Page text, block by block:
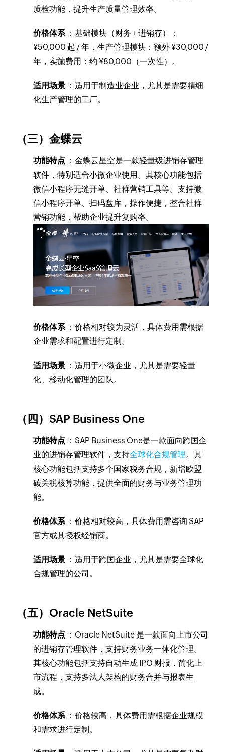
质检功能，提升生产质量管理效率。
价格体系：基础模块（财务 + 进销存）：
¥50,000 起 / 年，生产管理模块：额外 ¥30,000 /
年，实施费用：约 ¥80,000（一次性）。
适用场景 ：适用于制造业企业，尤其是需要精细
化生产管理的工厂。
（三）金蝶云
功能特点 ：金蝶云星空是一款轻量级进销存管理
软件，特别适合小微企业使用。其核心功能包括
微信小程序无缝开单、社群营销工具等。支持微
信小程序开单、扫码盘库，操作便捷，整合社群
营销功能，帮助企业提升复购率。
价格体系：价格相对较为灵活，具体费用需根据
企业需求和配置进行定制。
适用场景 ：适用于小微企业，尤其是需要轻量
化、移动化管理的团队。
（四）SAP Business One
功能特点 ：SAP Business One是一款面向跨国企
业的进销存管理软件，支持全球化合规管理。其
核心功能包括支持多个国家税务合规，新增欧盟
碳关税核算功能，提供全面的财务与业务管理功
能。
价格体系：价格相对较高，具体费用需咨询 SAP
官方或其授权经销商。
适用场景 ：适用于跨国企业，尤其是需要全球化
合规管理的公司。
（五）Oracle NetSuite
功能特点 ：Oracle NetSuite 是一款面向上市公司
的进销存管理软件，支持财务业务一体化管理。
其核心功能包括支持自动生成 IPO 财报，简化上
市流程，支持多法人架构的财务合并与报表生
成。
价格体系：价格较高，具体费用需根据企业规模
和需求进行定制。